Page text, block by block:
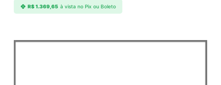
R$1.369,65 à vista no Pix ou Boleto